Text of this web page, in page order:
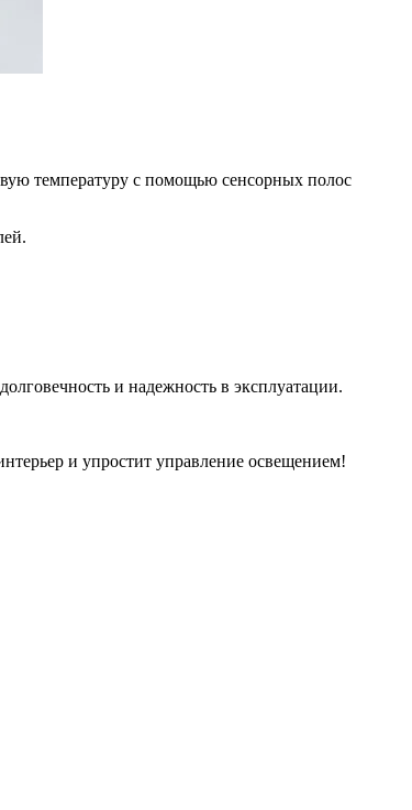
температуру с помощью сенсорных полос
и надежность в эксплуатации.
и упростит управление освещением!